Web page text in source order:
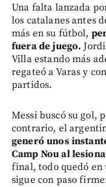
Una falta lanzada
los catalanes antes
más en su fútbol,
fuera de juego.
Villa estando más
regateó a Varas y
partidos.
Messi buscó su gol,
contrario, el
generó unos
Camp Nou al
final, todo quedó en
sigue con paso